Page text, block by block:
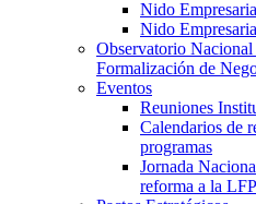
Nido
Nido
Observatorio
Formalización de
Eventos
Reuniones
Calendarios de
programas
Jornada
reforma a la